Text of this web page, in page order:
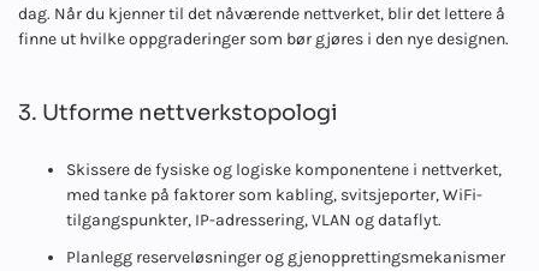
dag. Når du kjenner til det nåværende nettverket, blir det lettere å
finne ut hvilke oppgraderinger som bør gjøres i den nye designen.
3. Utforme nettverkstopologi
Skissere de fysiske og logiske komponentene i nettverket,
med tanke på faktorer som kabling, svitsjeporter, WiFi-
tilgangspunkter, IP-adressering, VLAN og dataflyt.
Planlegg reserveløsninger og gjenopprettingsmekanismer